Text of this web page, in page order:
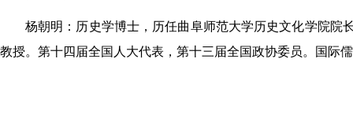
杨朝明：历史学博士，历任曲阜师范大学历史文化学院院
教授。第十四届全国人大代表，第十三届全国政协委员。国际